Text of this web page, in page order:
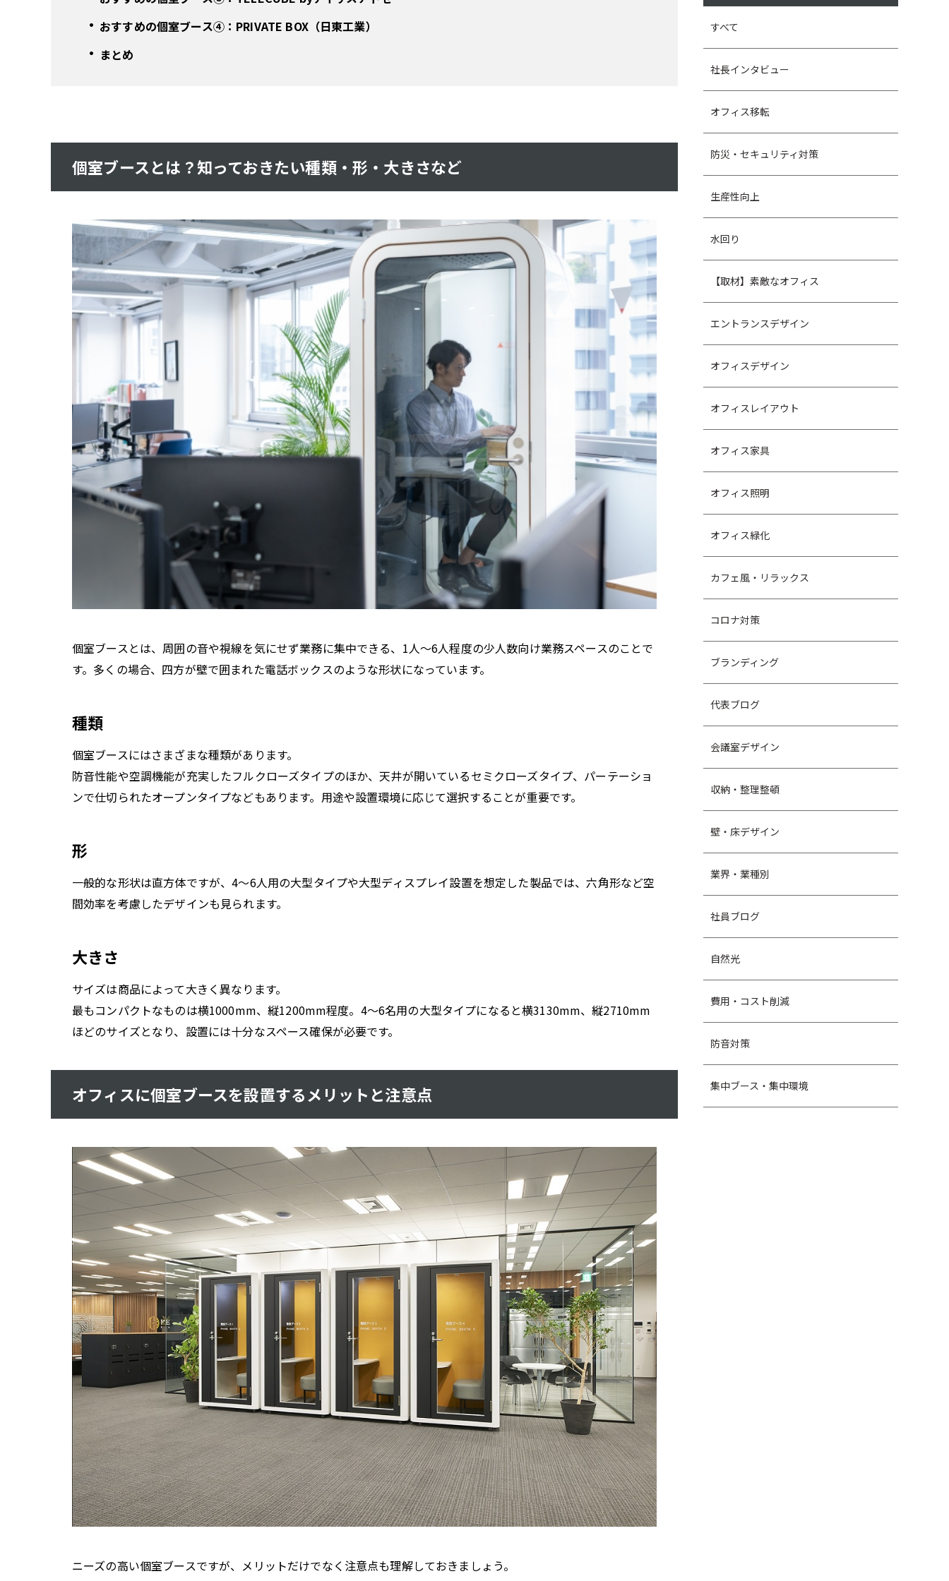
おすすめの個室ブース④：PRIVATE BOX（日東工業）
まとめ
個室ブースとは？知っておきたい種類・形・大きさなど
個室ブースとは、周囲の音や視線を気にせず業務に集中できる、1人～6人程度の少人数向け業務スペースのことで
す。多くの場合、四方が壁で囲まれた電話ボックスのような形状になっています。
種類
個室ブースにはさまざまな種類があります。
防音性能や空調機能が充実したフルクローズタイプのほか、天井が開いているセミクローズタイプ、パーテーショ
ンで仕切られたオープンタイプなどもあります。用途や設置環境に応じて選択することが重要です。
形
一般的な形状は直方体ですが、4～6人用の大型タイプや大型ディスプレイ設置を想定した製品では、六角形など空
間効率を考慮したデザインも見られます。
大きさ
サイズは商品によって大きく異なります。
最もコンパクトなものは横1000mm、縦1200mm程度。4～6名用の大型タイプになると横3130mm、縦2710mm
ほどのサイズとなり、設置には十分なスペース確保が必要です。
オフィスに個室ブースを設置するメリットと注意点
ニーズの高い個室ブースですが、メリットだけでなく注意点も理解しておきましょう。
すべて
社長インタビュー
オフィス移転
防災・セキュリティ対策
生産性向上
水回り
【取材】素敵なオフィス
エントランスデザイン
オフィスデザイン
オフィスレイアウト
オフィス家具
オフィス照明
オフィス緑化
カフェ風・リラックス
コロナ対策
ブランディング
代表ブログ
会議室デザイン
収納・整理整頓
壁・床デザイン
業界・業種別
社員ブログ
自然光
費用・コスト削減
防音対策
集中ブース・集中環境